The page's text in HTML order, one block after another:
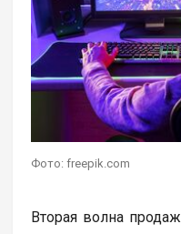
Фото: freepik.com
Вторая волна